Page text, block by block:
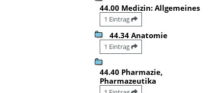
44.00 Medizin: Allgemeines
1 Eintrag
44.34 Anatomie
1 Eintrag
44.40 Pharmazie,
Pharmazeutika